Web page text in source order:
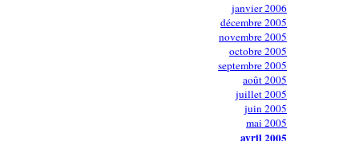
janvier 2006
décembre 2005
novembre 2005
octobre 2005
septembre 2005
août 2005
juillet 2005
juin 2005
mai 2005
avril 2005